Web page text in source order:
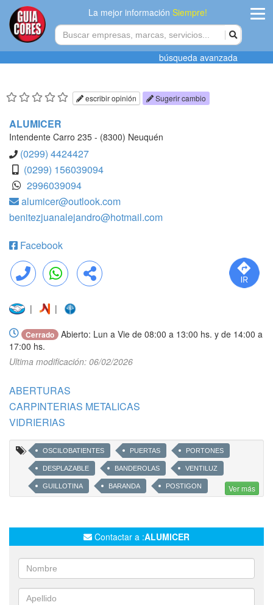
La mejor informaciónSiempre!
Agregar
búsqueda avanzada
escribir opinión Sugerir cambio
ALUMICER
Intendente Carro 235 - (8300) Neuquén
(0299) 4424427
(0299) 156039094
2996039094
alumicer@outlook.com
benitezjuanalejandro@hotmail.com
Facebook
Llamar WhatsApp Compartir
| |
Cerrado
Abierto: Lun a Vie de 08:00 a 13:00 hs. y de 14:00 a
17:00 hs.
Ultima modificación: 06/02/2026
ABERTURAS
CARPINTERIAS METALICAS
VIDRIERIAS
OSCILOBATIENTES PUERTAS PORTONES
DESPLAZABLE BANDEROLAS VENTILUZ
GUILLOTINA BARANDA POSTIGON
MOSQUITEROS PAÑO FIJO
CERRAMIENTOS PROYECTANTE
Ver más
Contactar a :ALUMICER